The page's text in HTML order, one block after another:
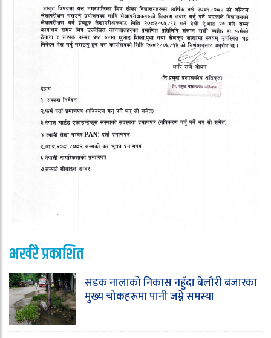
भर्खरै प्रकाशित
सडक नालाको निकास नहुँदा बेलौरी बजारका
मुख्य चोकहरूमा पानी जम्ने समस्या